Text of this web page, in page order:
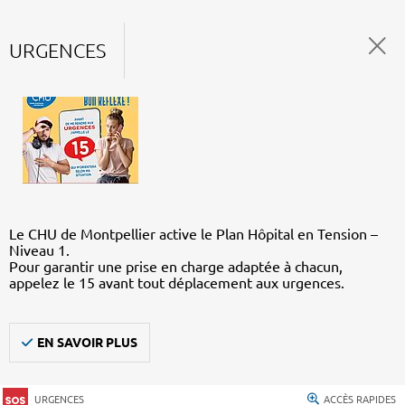
URGENCES
Le CHU de Montpellier active le Plan Hôpital en Tension –
Niveau 1.
Pour garantir une prise en charge adaptée à chacun,
appelez le 15 avant tout déplacement aux urgences.
EN SAVOIR PLUS
URGENCES ACCÈS RAPIDES